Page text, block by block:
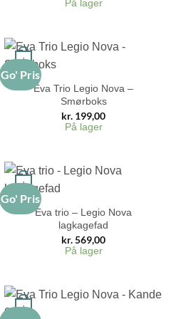
På lager
Go' Pris
+
Eva Trio Legio Nova –
Smørboks
kr. 199,00
På lager
Go' Pris
+
Eva trio – Legio Nova
lagkagefad
kr.569,00
På lager
+